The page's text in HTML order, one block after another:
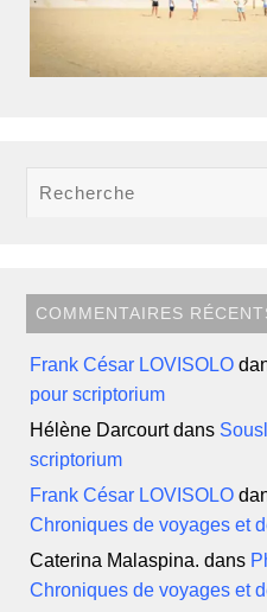
COMMENTAIRES
Frank César LOVISOLO
pour scriptorium
Hélène Darcourtdans
scriptorium
Frank César LOVISOLO
Chroniques de voyages et
Caterina Malaspina. dans
Chroniques de voyages et